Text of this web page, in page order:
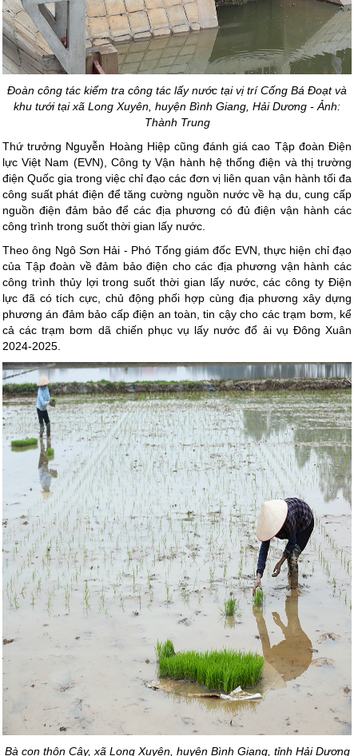
Đoàn công tác kiểm tra công tác lấy nước tại vị trí Cống Bá Đoạt và
khu tưới tại xã Long Xuyên, huyện Bình Giang, Hải Dương - Ảnh:
Thành Trung
Thứ trưởng Nguyễn Hoàng Hiệp cũng đánh giá cao Tập đoàn Điện
lực Việt Nam (EVN), Công ty Vận hành hệ thống điện và thị trường
điện Quốc gia trong việc chỉ đạo các đơn vị liên quan vận hành tối đa
công suất phát điện để tăng cường nguồn nước về hạ du, cung cấp
nguồn điện đảm bảo để các địa phương có đủ điện vận hành các
công trình trong suốt thời gian lấy nước.
Theo ông Ngô Sơn Hải - Phó Tổng giám đốc EVN, thực hiện chỉ đạo
của Tập đoàn về đảm bảo điện cho các địa phương vận hành các
công trình thủy lợi trong suốt thời gian lấy nước, các công ty Điện
lực đã có tích cực, chủ động phối hợp cùng địa phương xây dựng
phương án đảm bảo cấp điện an toàn, tin cậy cho các trạm bơm, kể
cả các trạm bơm dã chiến phục vụ lấy nước đổ ải vụ Đông Xuân
2024-2025.
Bà con thôn Cậy, xã Long Xuyên, huyện Bình Giang, tỉnh Hải Dương